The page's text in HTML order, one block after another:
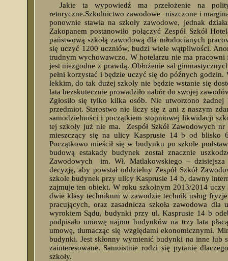
Jakie ta wypowiedź ma przełożenie na
retoryczne.Szkolnictwo zawodowe niszczone i
ponownie stawia na szkoły zawodowe, jednak
Zakopanem postanowiło połączyć Zespół Szkół
państwową szkołą zawodową dla młodocianych
się uczyć 1200 uczniów, budzi wiele wątpliwości.
trudnym wychowawczo. W hotelarzu nie ma
jest niezgodne z prawdą. Obłożenie sal
pełni korzystać i będzie uczyć się do późnych godzin.
lekkim, do tak dużej szkoły nie będzie wstanie się
lata bezskutecznie prowadziło nabór do swojej
Zgłosiło się tylko kilka osób. Nie utworzono żadnej
przedmiot. Starostwo nie liczy się z ani z naszym
samodzielności i początkiem stopniowej likwidacji
tej szkoły już nie ma. Zespół Szkół Zawodowych
mieszczący się na ulicy Kasprusie 14 b od blisko
Początkowo mieścił się w budynku po szkole
budową estakady budynek został znacznie
Zawodowych im. Wł. Matlakowskiego –
decyzję, aby powstał oddzielny Zespół Szkół
szkole budynek przy ulicy Kasprusie 14 b, dawny
zajmuje ten obiekt. W roku szkolnym 2013/2014
dwie klasy technikum w zawodzie technik usług
pracujących, oraz zasadnicza szkoła zawodowa
wyrokiem Sądu, budynki przy ul. Kasprusie 14 b
podpisało umowę najmu budynków na trzy lata
umowę, tłumacząc się względami ekonomicznymi.
budynki. Jest skłonny wymienić budynki na inne lub
zainteresowane. Samoistnie rodzi się pytanie
szkoły.